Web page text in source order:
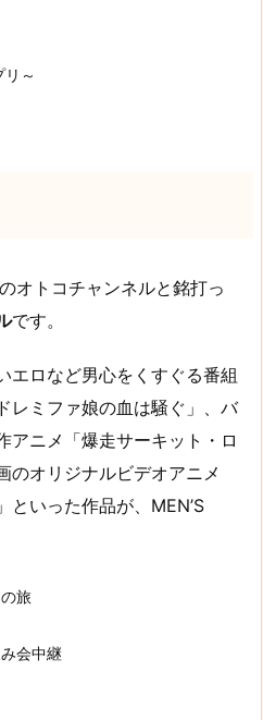
～
オトコチャンネルと銘打っ
です。
エロなど男心をくすぐる番組
レミファ娘の血は騒ぐ」、バ
アニメ「爆走サーキット・ロ
のオリジナルビデオアニメ
といった作品が、MEN’S
旅
会中継